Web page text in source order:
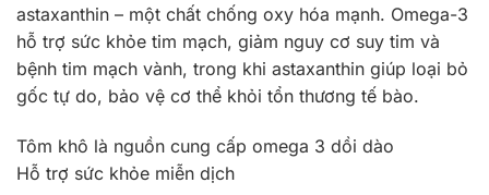
astaxanthin – một chất chống oxy hóa mạnh. Omega-3
hỗ trợ sức khỏe tim mạch, giảm nguy cơ suy tim và
bệnh tim mạch vành, trong khi astaxanthin giúp loại bỏ
gốc tự do, bảo vệ cơ thể khỏi tổn thương tế bào.
Tôm khô là nguồn cung cấp omega 3 dồi dào
Hỗ trợ sức khỏe miễn dịch